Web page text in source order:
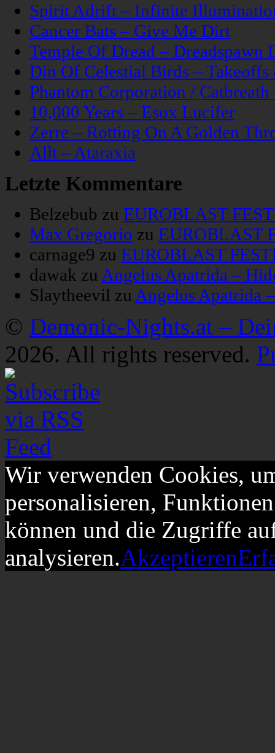
Spirit Adrift – Infinite
Cancer Bats – Give Me Dirt
Temple Of Dread – Dreadspawn
Din Of Celestial Birds –
Phantom Corporation /
10,000 Years – Esox Lucifer
Zerre – Rotting On A Golden
Allt – Ataraxia
Letzte Kommentare
Belzebub zu EUROBLAST
Max Gregorio zu EUROBLAST
carnage9 zu EUROBLAST
dawak zu Angelus Apatrida –
Slaytheevil zu Angelus Apatrida
© Demonic-Nights.at –
2026. All rights reserved.
Wir verwenden Cookies,
personalisieren,
können und die Zugriffe
analysieren.Akzeptieren